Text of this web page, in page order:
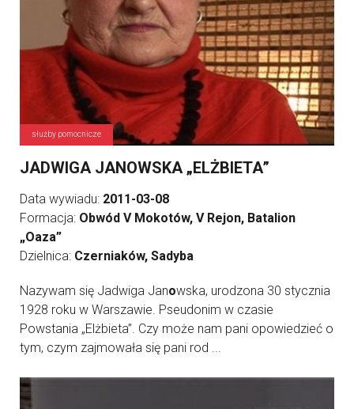
służby pomocnicze
JADWIGA JANOWSKA „ELŻBIETA”
Data wywiadu: 2011-03-08
Formacja: Obwód V Mokotów, V Rejon, Batalion
„Oaza”
Dzielnica: Czerniaków, Sadyba
Nazywam się Jadwiga Janowska, urodzona 30 stycznia
1928 roku w Warszawie. Pseudonim w czasie
Powstania „Elżbieta”. Czy może nam pani opowiedzieć o
tym, czym zajmowała się pani rod ...